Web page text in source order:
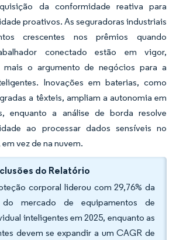
da conformidade reativa para
proativos. As seguradoras industriais
crescentes nos prêmios quando
conectado estão em vigor,
mais o argumento de negócios para a
Inovações em baterias, como
a têxteis, ampliam a autonomia em
enquanto a análise de borda resolve
ao processar dados sensíveis no
vez de na nuvem.
do Relatório
corporal liderou com 29,76% da
do mercado de equipamentos de
inteligentes em 2025, enquanto as
devem se expandir a um CAGR de